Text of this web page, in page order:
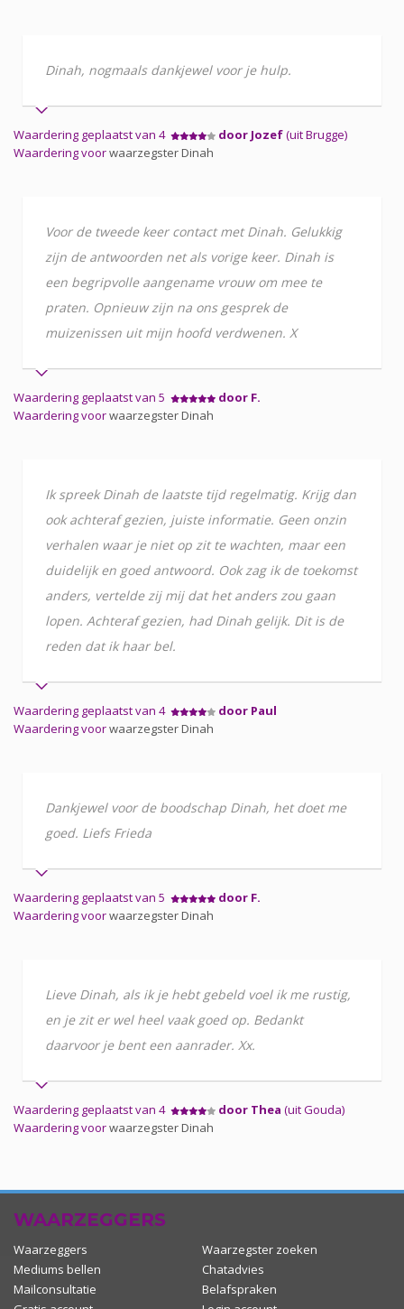
Dinah, nogmaals dankjewel voor je hulp.
Waardering geplaatst van 4 door Jozef(uit Brugge)
Waardering voorwaarzegster Dinah
Voor de tweede keer contact met Dinah. Gelukkig
zijn de antwoorden net als vorige keer. Dinah is
een begripvolle aangename vrouw om mee te
praten. Opnieuw zijn na ons gesprek de
muizenissen uit mijn hoofd verdwenen. X
Waardering geplaatst van 5
door F.
Waardering voorwaarzegster Dinah
Ik spreek Dinah de laatste tijd regelmatig. Krijg dan
ook achteraf gezien, juiste informatie. Geen onzin
verhalen waar je niet op zit te wachten, maar een
duidelijk en goed antwoord. Ook zag ik de toekomst
anders, vertelde zij mij dat het anders zou gaan
lopen. Achteraf gezien, had Dinah gelijk. Dit is de
reden dat ik haar bel.
Waardering geplaatst van 4
door Paul
Waardering voorwaarzegster Dinah
Dankjewel voor de boodschap Dinah, het doet me
goed. Liefs Frieda
Waardering geplaatst van 5
door F.
Waardering voorwaarzegster Dinah
Lieve Dinah, als ik je hebt gebeld voel ik me rustig,
en je zit er wel heel vaak goed op. Bedankt
daarvoor je bent een aanrader. Xx.
Waardering geplaatst van 4 door Thea (uit Gouda)
Waardering voorwaarzegster Dinah
WAARZEGGERS
Waarzeggers
Waarzegster zoeken
Mediums bellen
Chatadvies
Mailconsultatie
Belafspraken